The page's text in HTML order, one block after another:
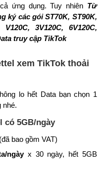
ứng dụng. Tuy nhiên Từ
ký các gói ST70K, ST90K,
3V120C, 6V120C,
truy cập TikTok
xem TikTok thoải
lo hết Data bạn chọn 1
nhé.
có 5GB/ngày
bao gồm VAT)
ngàyx 30 ngày, hết 5GB